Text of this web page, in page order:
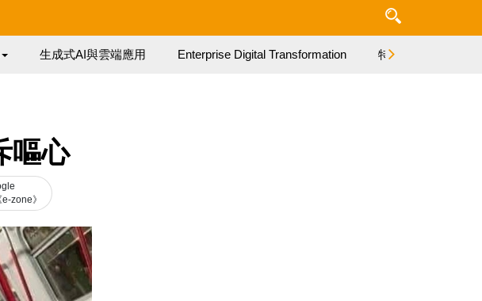
生成式AI與雲端應用 Enterprise Digital Transformation 特集
嘔心
zone》